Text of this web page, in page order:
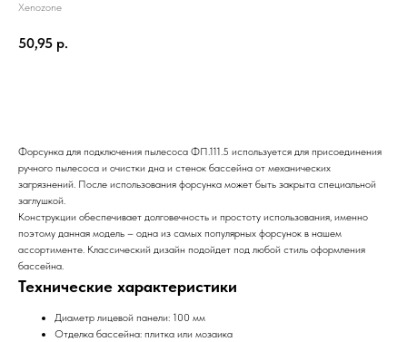
Xenozone
50,95 р.
Форсунка для подключения пылесоса ФП.111.5 используется для присоединения
ручного пылесоса и очистки дна и стенок бассейна от механических
загрязнений. После использования форсунка может быть закрыта специальной
заглушкой.
Конструкции обеспечивает долговечность и простоту использования, именно
поэтому данная модель – одна из самых популярных форсунок в нашем
ассортименте. Классический дизайн подойдет под любой стиль оформления
бассейна.
Технические характеристики
Диаметр лицевой панели: 100 мм
Отделка бассейна: плитка или мозаика